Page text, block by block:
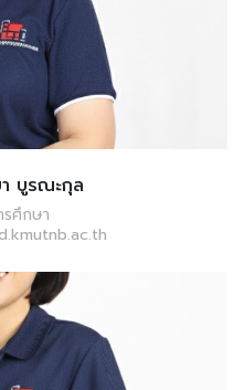
บูรณะกุล
รศึกษา